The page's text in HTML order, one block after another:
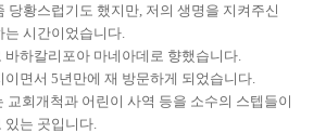
당황스럽기도 했지만, 저의 생명을 지켜주신
시간이었습니다.
바하칼리포아 마네아데로 향했습니다.
면서 5년만에 재 방문하게 되었습니다.
교회개척과 어린이 사역 등을 소수의 스텝들이
는 곳입니다.